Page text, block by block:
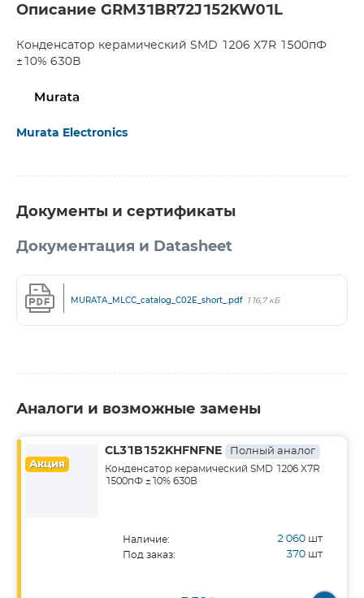
Описание GRM31BR72J152KW01L
Конденсатор керамический SMD 1206 X7R 1500пФ
±10% 630В
Murata Electronics
Документы и сертификаты
Документация и Datasheet
MURATA_MLCC_catalog_C02E_short_.pdf 116,7 кБ
Аналоги и возможные замены
Акция
CL31B152KHFNFNE Полный аналог
Конденсатор керамический SMD 1206 X7R
1500пФ ±10% 630В
Наличие: 2 060 шт
Под заказ: 370 шт